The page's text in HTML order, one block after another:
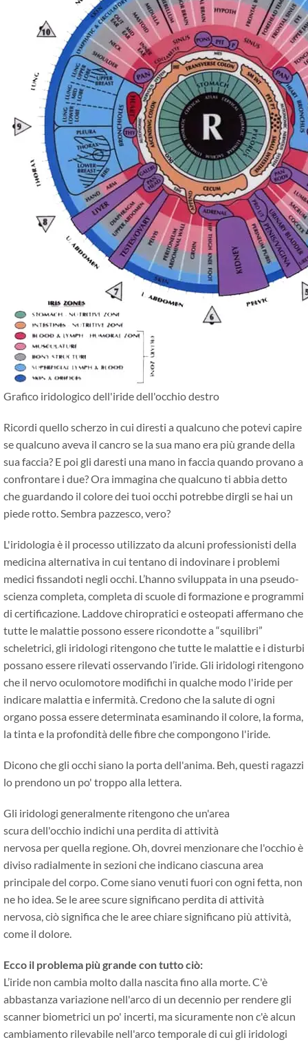
Grafico iridologico dell'iride dell'occhio destro
Ricordi quello scherzo in cui diresti a qualcuno che potevi capire
se qualcuno aveva il cancro se la sua mano era più grande della
sua faccia? E poi gli daresti una mano in faccia quando provano a
confrontare i due? Ora immagina che qualcuno ti abbia detto
che guardando il colore dei tuoi occhi potrebbe dirgli se hai un
piede rotto. Sembra pazzesco, vero?
L'iridologia è il processo utilizzato da alcuni professionisti della
medicina alternativa in cui tentano di indovinare i problemi
medici fissandoti negli occhi. L’hanno sviluppata in una pseudo-
scienza completa, completa di scuole di formazione e programmi
di certificazione. Laddove chiropratici e osteopati affermano che
tutte le malattie possono essere ricondotte a “squilibri”
scheletrici, gli iridologi ritengono che tutte le malattie e i disturbi
possano essere rilevati osservando l’iride. Gli iridologi ritengono
che il nervo oculomotore modifichi in qualche modo l'iride per
indicare malattia e infermità. Credono che la salute di ogni
organo possa essere determinata esaminando il colore, la forma,
la tinta e la profondità delle fibre che compongono l'iride.
Dicono che gli occhi siano la porta dell'anima. Beh, questi ragazzi
lo prendono un po' troppo alla lettera.
Gli iridologi generalmente ritengono che un'area
scura dell'occhio indichi una perdita di attività
nervosa per quella regione. Oh, dovrei menzionare che l'occhio è
diviso radialmente in sezioni che indicano ciascuna area
principale del corpo. Come siano venuti fuori con ogni fetta, non
ne ho idea. Se le aree scure significano perdita di attività
nervosa, ciò significa che le aree chiare significano più attività,
come il dolore.
Ecco il problema più grande con tutto ciò:
L’iride non cambia molto dalla nascita fino alla morte. C'è
abbastanza variazione nell'arco di un decennio per rendere gli
scanner biometrici un po' incerti, ma sicuramente non c'è alcun
cambiamento rilevabile nell'arco temporale di cui gli iridologi